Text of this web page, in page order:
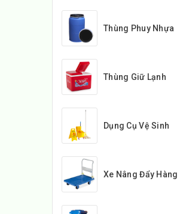
Thùng Phuy Nhựa
Thùng Giữ Lạnh
Dụng Cụ Vệ Sinh
Xe Nâng Đẩy Hàng